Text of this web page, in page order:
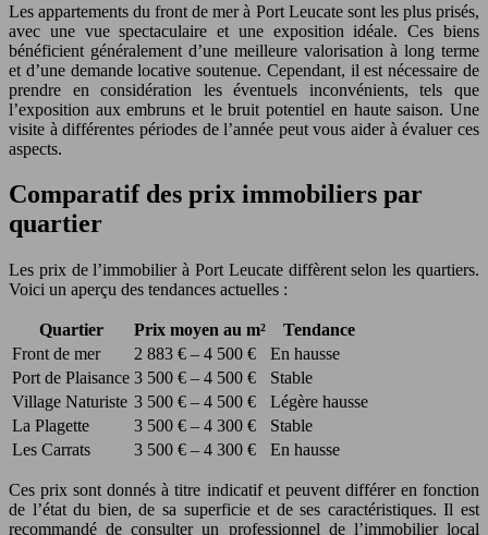
Les appartements du front de mer à Port Leucate sont les plus prisés,
avec une vue spectaculaire et une exposition idéale. Ces biens
bénéficient généralement d’une meilleure valorisation à long terme
et d’une demande locative soutenue. Cependant, il est nécessaire de
prendre en considération les éventuels inconvénients, tels que
l’exposition aux embruns et le bruit potentiel en haute saison. Une
visite à différentes périodes de l’année peut vous aider à évaluer ces
aspects.
Comparatif des prix immobiliers par
quartier
Les prix de l’immobilier à Port Leucate diffèrent selon les quartiers.
Voici un aperçu des tendances actuelles :
Quartier Prix moyen au m²
Tendance
Front de mer
2 883 € – 4 500 €
En hausse
Port de Plaisance 3 500 € – 4 500 €
Stable
Village Naturiste 3 500 € – 4 500 €
Légère hausse
La Plagette
3 500 € – 4 300 €
Stable
Les Carrats
3 500 € – 4 300 € En hausse
Ces prix sont donnés à titre indicatif et peuvent différer en fonction
de l’état du bien, de sa superficie et de ses caractéristiques. Il est
recommandé de consulter un professionnel de l’immobilier local